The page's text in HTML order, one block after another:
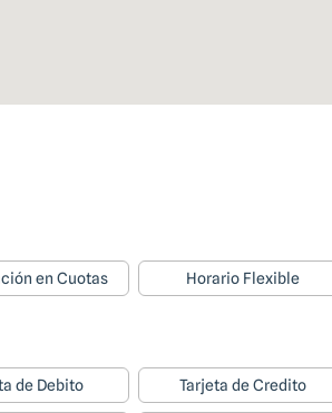
en Cuotas Horario Flexible
de Debito Tarjeta de Credito